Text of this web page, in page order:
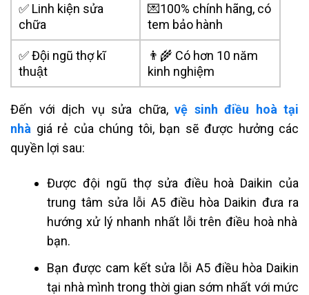
✅ Linh kiện sửa
chữa
💌100% chính hãng, có
tem bảo hành
✅ Đội ngũ thợ kĩ
thuật
👨‍🌾 Có hơn 10 năm
kinh nghiệm
Đến với dịch vụ sửa chữa, vệ sinh điều hoà tại
nhà giá rẻ của chúng tôi, bạn sẽ được hưởng các
quyền lợi sau:
Được đội ngũ thợ sửa điều hoà Daikin của
trung tâm sửa lỗi A5 điều hòa Daikin đưa ra
hướng xử lý nhanh nhất lỗi trên điều hoà nhà
bạn.
Bạn được cam kết sửa lỗi A5 điều hòa Daikin
tại nhà mình trong thời gian sớm nhất với mức